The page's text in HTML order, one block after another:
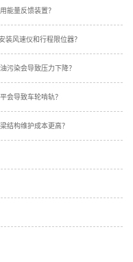
能量反馈装置？
装风速仪和行程限位器？
污染会导致压力下降？
会导致车轮啃轨？
结构维护成本更高？